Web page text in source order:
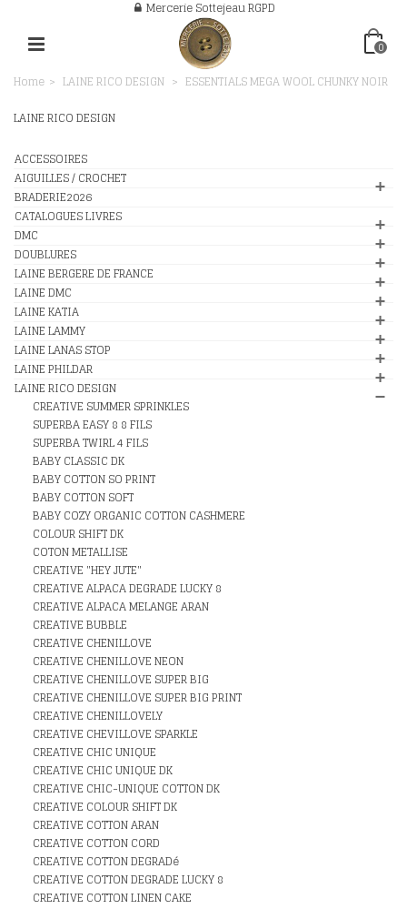
Mercerie Sottejeau RGPD
0
Home > LAINE RICO DESIGN > ESSENTIALS MEGA WOOL CHUNKY NOIR
LAINE RICO DESIGN
ACCESSOIRES
AIGUILLES / CROCHET
BRADERIE2026
CATALOGUES LIVRES
DMC
DOUBLURES
LAINE BERGERE DE FRANCE
LAINE DMC
LAINE KATIA
LAINE LAMMY
LAINE LANAS STOP
LAINE PHILDAR
LAINE RICO DESIGN
CREATIVE SUMMER SPRINKLES
SUPERBA EASY 8 8 FILS
SUPERBA TWIRL 4 FILS
BABY CLASSIC DK
BABY COTTON SO PRINT
BABY COTTON SOFT
BABY COZY ORGANIC COTTON CASHMERE
COLOUR SHIFT DK
COTON METALLISE
CREATIVE "HEY JUTE"
CREATIVE ALPACA DEGRADE LUCKY 8
CREATIVE ALPACA MELANGE ARAN
CREATIVE BUBBLE
CREATIVE CHENILLOVE
CREATIVE CHENILLOVE NEON
CREATIVE CHENILLOVE SUPER BIG
CREATIVE CHENILLOVE SUPER BIG PRINT
CREATIVE CHENILLOVELY
CREATIVE CHEVILLOVE SPARKLE
CREATIVE CHIC UNIQUE
CREATIVE CHIC UNIQUE DK
CREATIVE CHIC-UNIQUE COTTON DK
CREATIVE COLOUR SHIFT DK
CREATIVE COTTON ARAN
CREATIVE COTTON CORD
CREATIVE COTTON DEGRADé
CREATIVE COTTON DEGRADE LUCKY 8
CREATIVE COTTON LINEN CAKE